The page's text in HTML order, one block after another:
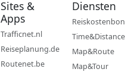
Sites &
Apps
Trafficnet.nl
Reiseplanung.de
Routenet.be
Diensten
Reiskostenbon
Time&Distance
Map&Route
Map&Tour